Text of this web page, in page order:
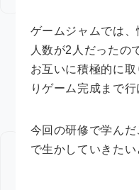
ゲームジャムでは
人数が2人だったの
お互いに積極的に
りゲーム完成まで行
今回の研修で学ん
で生かしていきたい